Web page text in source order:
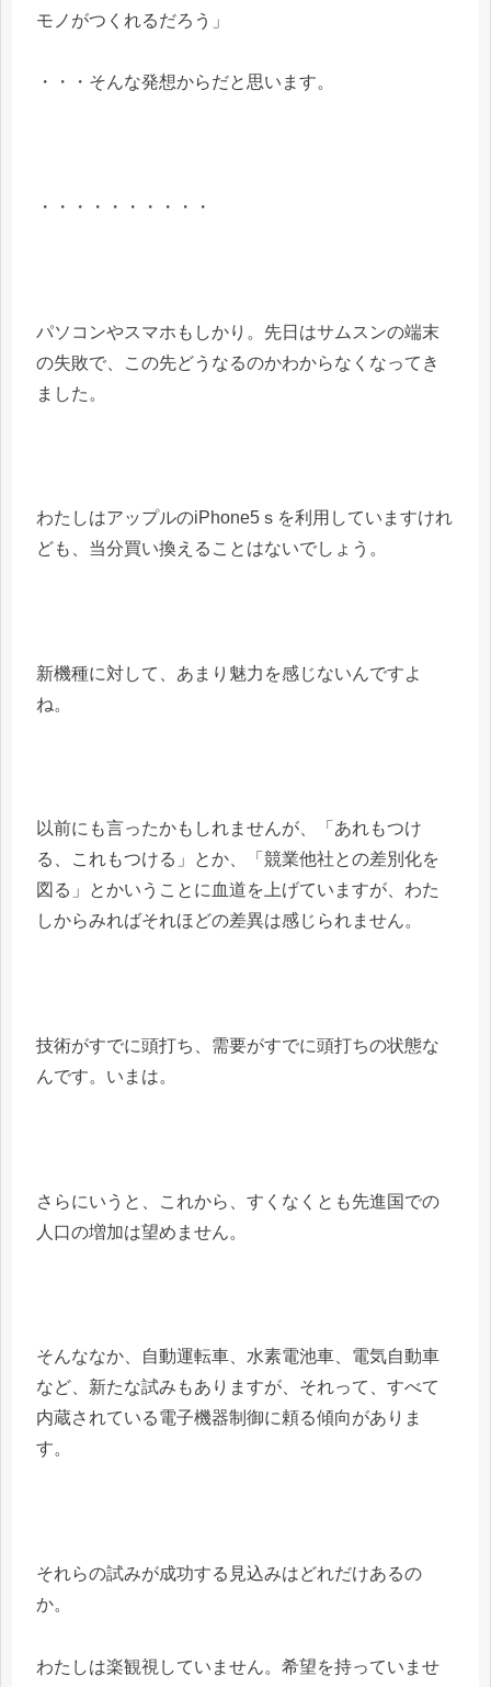
モノがつくれるだろう」
・・・そんな発想からだと思います。
・・・・・・・・・・
パソコンやスマホもしかり。先日はサムスンの端末
の失敗で、この先どうなるのかわからなくなってき
ました。
わたしはアップルのiPhone5ｓを利用していますけれ
ども、当分買い換えることはないでしょう。
新機種に対して、あまり魅力を感じないんですよ
ね。
以前にも言ったかもしれませんが、「あれもつけ
る、これもつける」とか、「競業他社との差別化を
図る」とかいうことに血道を上げていますが、わた
しからみればそれほどの差異は感じられません。
技術がすでに頭打ち、需要がすでに頭打ちの状態な
んです。いまは。
さらにいうと、これから、すくなくとも先進国での
人口の増加は望めません。
そんななか、自動運転車、水素電池車、電気自動車
など、新たな試みもありますが、それって、すべて
内蔵されている電子機器制御に頼る傾向がありま
す。
それらの試みが成功する見込みはどれだけあるの
か。
わたしは楽観視していません。希望を持っていませ